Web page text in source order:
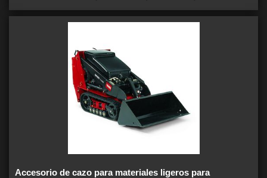
Accesorio de cazo para materiales ligeros para